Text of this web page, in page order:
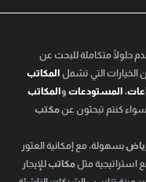
حلولًا متكاملة للبحث عن
الخيارات التي تشمل المكاتب
، المستودعات والمكاتب
سواء كنتم تبحثون عنمكتب
بسهولة، مع إمكانية العثور
استراتيجية مثل مكاتبللإيجار